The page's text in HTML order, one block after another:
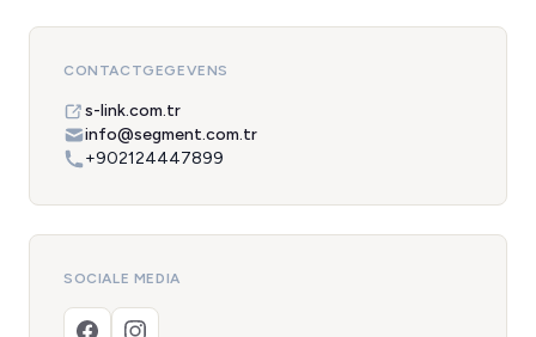
CONTACTGEGEVENS
s-link.com.tr
info@segment.com.tr
+902124447899
SOCIALE MEDIA